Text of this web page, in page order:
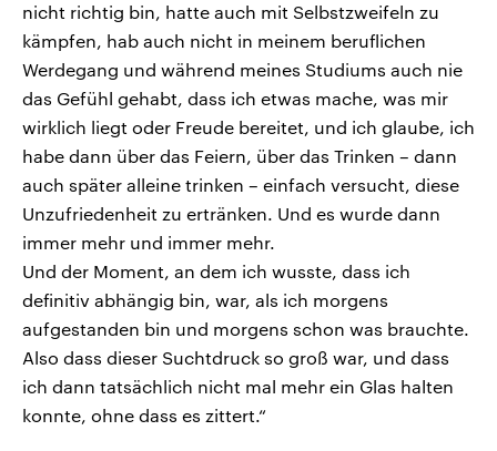
nicht richtig bin, hatte auch mit Selbstzweifeln zu
kämpfen, hab auch nicht in meinem beruflichen
Werdegang und während meines Studiums auch nie
das Gefühl gehabt, dass ich etwas mache, was mir
wirklich liegt oder Freude bereitet, und ich glaube, ich
habe dann über das Feiern, über das Trinken – dann
auch später alleine trinken – einfach versucht, diese
Unzufriedenheit zu ertränken. Und es wurde dann
immer mehr und immer mehr.
Und der Moment, an dem ich wusste, dass ich
definitiv abhängig bin, war, als ich morgens
aufgestanden bin und morgens schon was brauchte.
Also dass dieser Suchtdruck so groß war, und dass
ich dann tatsächlich nicht mal mehr ein Glas halten
konnte, ohne dass es zittert.“